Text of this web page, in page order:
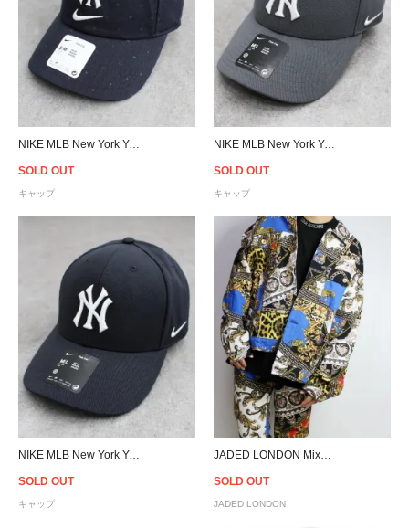
NIKE MLB New York Yankees Strapback Cap - Navy
SOLD OUT
キャップ
NIKE MLB New York Yankees Adjustable Cap- Gray
SOLD OUT
キャップ
NIKE MLB New York Yankees Adjustable Cap- Navy
SOLD OUT
キャップ
SOLD OUT
JADED LONDON